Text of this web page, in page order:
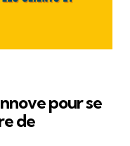
pour se
de